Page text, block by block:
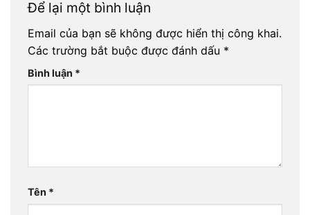
Để lại một bình luận
Email của bạn sẽ không được hiển thị công khai.
Các trường bắt buộc được đánh dấu *
Bình luận *
Tên *